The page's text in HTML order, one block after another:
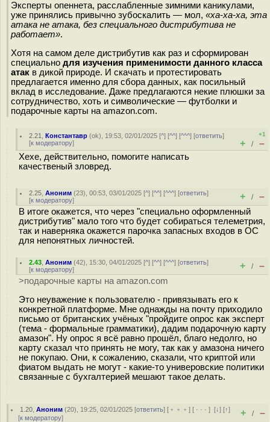
Эксперты опеннета, расслабленные зимними каникулами,
уже принялись привычно зубоскалить — мол, «ха-ха-ха, эта
атака не атака, без специального дистрибутива не
работает».
Хотя на самом деле дистрибутив как раз и сформирован
специально для изучения применимости данного класса
атак в дикой природе. И скачать и протестировать
предлагается именно для сбора данных, как посильный
вклад в исследование. Даже предлагаются некие плюшки за
сотрудничество, хоть и символические — футболки и
подарочные карты на amazon.com.
2.21 ,Константавр (ok), 19:53, 02/01/2025 [^] [^^] [^^^] [ответить]
[к модератору]
+1
+ / –
Хехе, действительно, помогите написать
качественый зловред.
2.25 ,Аноним (23), 00:53, 03/01/2025 [^] [^^] [^^^] [ответить]
[к модератору] + / –
В итоге окажется, что через "специально оформленный
дистрибутив" мало того что будет собираться телеметрия,
так и наверняка окажется парочка запасных входов в ОС
для непонятных личностей.
2.43 ,Аноним (42), 15:30, 04/01/2025 [^] [^^] [^^^] [ответить]
[к модератору] + / –
>подарочные карты на amazon.com
Это неуважение к пользователю - привязывать его к
конкретной платформе. Мне однажды на почту приходило
письмо от британских учёных "пройдите опрос как эксперт
(тема - формальные грамматики), дадим подарочную карту
амазон". Ну опрос я всё равно прошёл, благо недолго, но
карту сказал что принять не могу, так как у амазона ничего
не покупаю. Они, к сожалению, сказали, что криптой или
фиатом выдать не могут - какие-то универовские политики
связанные с бухгалтерией мешают такое делать.
1.20 ,Аноним (20), 19:25, 02/01/2025 [ответить] [ ﹢﹢﹢] [ · · ·][↓] [↑]
[к модератору] + / –